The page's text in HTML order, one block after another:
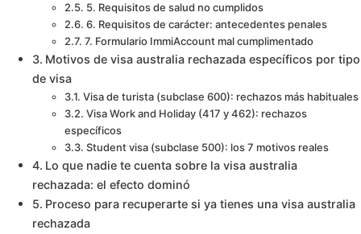
5. Requisitos de salud no cumplidos
6. Requisitos de carácter: antecedentes penales
7. Formulario ImmiAccount mal cumplimentado
Motivos de visa australia rechazada específicos por tipo
de visa
Visa de turista (subclase 600): rechazos más habituales
Visa Work and Holiday (417 y 462): rechazos
específicos
Student visa (subclase 500): los 7 motivos reales
Lo que nadie te cuenta sobre la visa australia
rechazada: el efecto dominó
Proceso para recuperarte si ya tienes una visa australia
rechazada